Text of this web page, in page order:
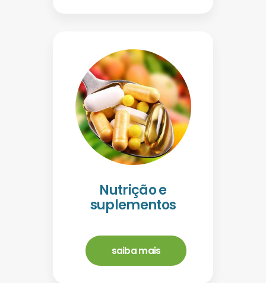
Nutrição e
suplementos
saiba mais